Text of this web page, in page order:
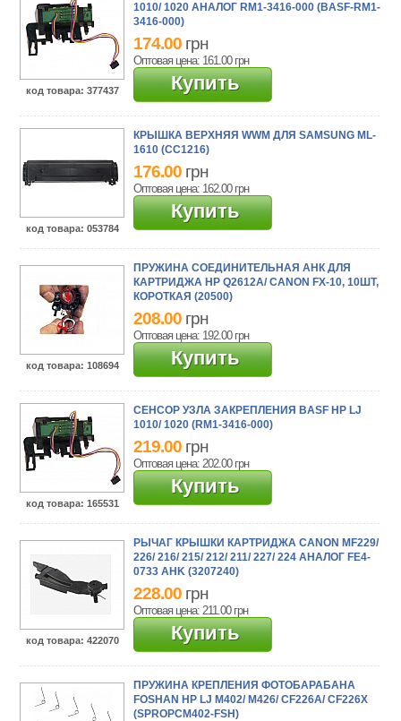
код товара: 377437
1010/ 1020 АНАЛОГ RM1-3416-000 (BASF-RM1-
3416-000)
174.00 грн
Оптовая цена: 161.00 грн
Купить
код товара: 053784
КРЫШКА ВЕРХНЯЯ WWM ДЛЯ SAMSUNG ML-
1610 (CC1216)
176.00 грн
Оптовая цена: 162.00 грн
Купить
код товара: 108694
ПРУЖИНА СОЕДИНИТЕЛЬНАЯ АНК ДЛЯ
КАРТРИДЖА HP Q2612A/ CANON FX-10, 10ШТ,
КОРОТКАЯ (20500)
208.00 грн
Оптовая цена: 192.00 грн
Купить
код товара: 165531
СЕНСОР УЗЛА ЗАКРЕПЛЕНИЯ BASF HP LJ
1010/ 1020 (RM1-3416-000)
219.00 грн
Оптовая цена: 202.00 грн
Купить
код товара: 422070
РЫЧАГ КРЫШКИ КАРТРИДЖА CANON MF229/
226/ 216/ 215/ 212/ 211/ 227/ 224 АНАЛОГ FE4-
0733 AHK (3207240)
228.00 грн
Оптовая цена: 211.00 грн
Купить
ПРУЖИНА КРЕПЛЕНИЯ ФОТОБАРАБАНА
FOSHAN HP LJ M402/ M426/ CF226A/ CF226X
(SPROPCM402-FSH)